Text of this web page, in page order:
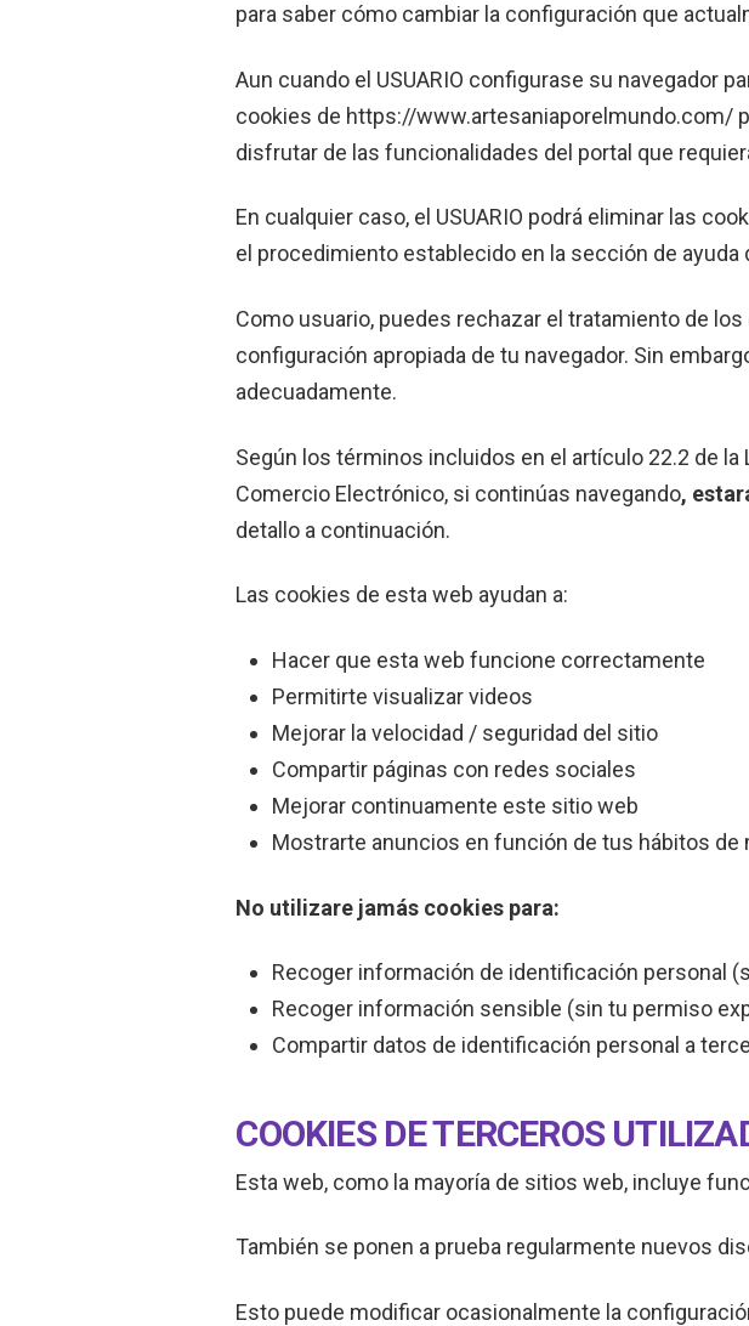
para saber cómo cambiar la configuración que
Aun cuando el USUARIO configurase su navegador
cookies de https://www.artesaniaporelmundo.com/
disfrutar de las funcionalidades del portal que
En cualquier caso, el USUARIO podrá eliminar las
el procedimiento establecido en la sección de
Como usuario, puedes rechazar el tratamiento de
configuración apropiada de tu navegador. Sin
adecuadamente.
Según los términos incluidos en el artículo 22.2 de
Comercio Electrónico, si continúas navegando,
detallo a continuación.
Las cookies de esta web ayudan a:
Hacer que esta web funcione correctamente
Permitirte visualizar videos
Mejorar la velocidad / seguridad del sitio
Compartir páginas con redes sociales
Mejorar continuamente este sitio web
Mostrarte anuncios en función de tus hábitos de
No utilizare jamás cookies para:
Recoger información de identificación personal
Recoger información sensible (sin tu permiso
Compartir datos de identificación personal a
COOKIES DE TERCEROS
Esta web, como la mayoría de sitios web, incluye
También se ponen a prueba regularmente nuevos
Esto puede modificar ocasionalmente la